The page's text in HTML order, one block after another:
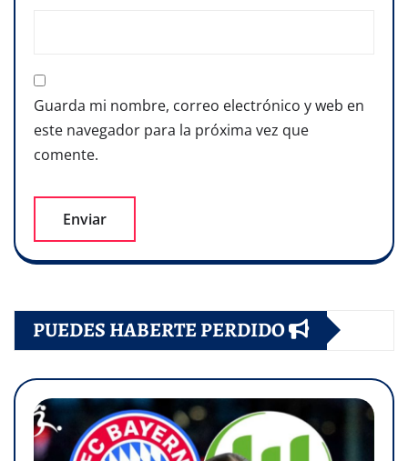
Guarda mi nombre, correo electrónico y web en
este navegador para la próxima vez que
comente.
PUEDES HABERTE PERDIDO